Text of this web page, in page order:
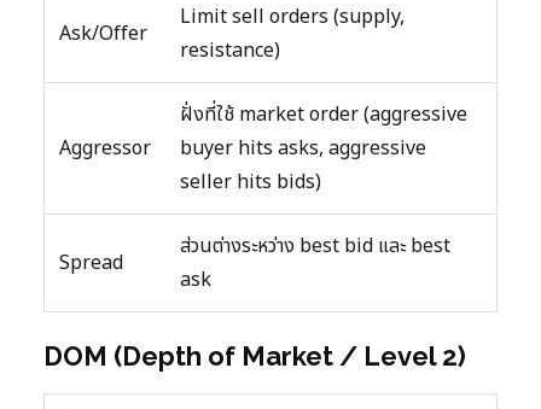
Ask/Offer
Limit sell orders (supply,
resistance)
Aggressor
ฝั่งที่ใช้ market order (aggressive
buyer hits asks, aggressive
seller hits bids)
Spread
ส่วนต่างระหว่าง best bid และ best
ask
DOM (Depth of Market / Level 2)